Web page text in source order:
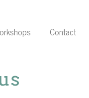
Contact